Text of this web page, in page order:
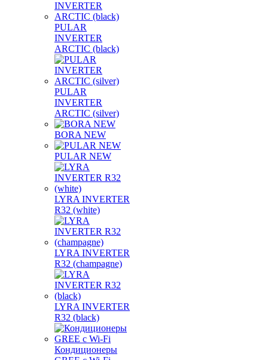
PULAR
INVERTER
ARCTIC (black)
PULAR
INVERTER
ARCTIC (silver)
BORA NEW
PULAR NEW
LYRA INVERTER
R32 (white)
LYRA INVERTER
R32 (champagne)
LYRA INVERTER
R32 (black)
Кондиционеры